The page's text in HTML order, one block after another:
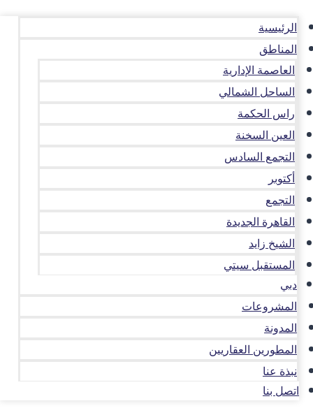
الرئيسية
المناطق
العاصمة الإدارية
الساحل الشمالي
راس الحكمة
العين السخنة
التجمع السادس
أكتوبر
التجمع
القاهرة الجديدة
الشيخ زايد
المستقبل سيتي
دبي
المشروعات
المدونة
المطورين العقاريين
نبذة عنا
اتصل بنا